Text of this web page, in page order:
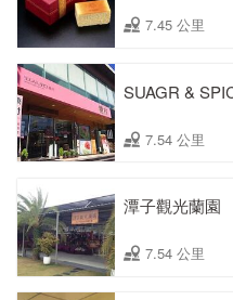
7.45 公里
SUAGR &
7.54 公里
潭子觀光蘭園
7.54 公里